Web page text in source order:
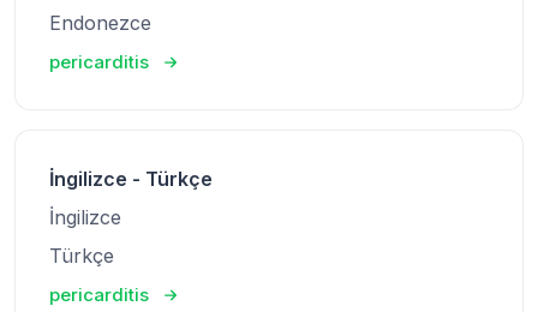
Endonezce
pericarditis
İngilizce - Türkçe
İngilizce
Türkçe
pericarditis